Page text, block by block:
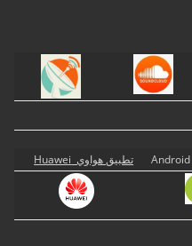
تطبيق هواوي Huawei